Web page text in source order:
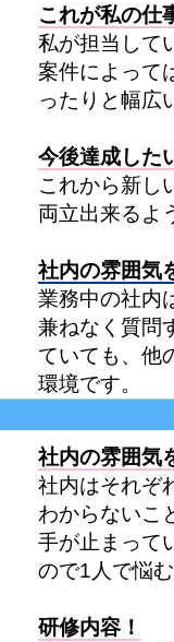
これが私の仕
私が担当して
案件によって
ったりと幅広
今後達成した
これから新し
両立出来るよ
社内の雰囲気
業務中の社内
兼ねなく質問
ていても、他
環境です。
社内の雰囲気
社内はそれぞ
わからないこ
手が止まって
ので1人で悩
研修内容！